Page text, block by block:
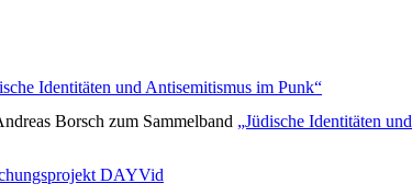
Identitäten und Antisemitismus im Punk“
Borsch zum Sammelband „Jüdische Identitäten und
DAYVid